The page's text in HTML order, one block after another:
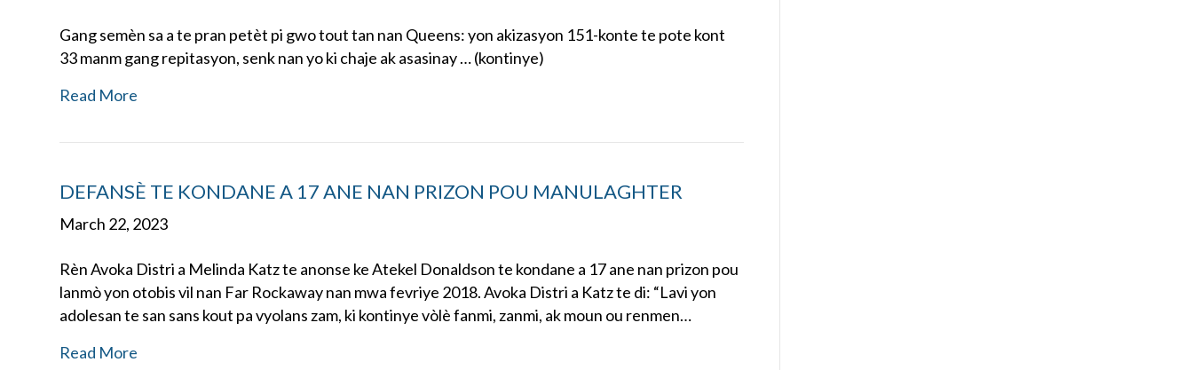
Gang semèn sa a te pran petèt pi gwo tout tan nan Queens: yon akizasyon 151-konte te pote kont
33 manm gang repitasyon, senk nan yo ki chaje ak asasinay … (kontinye)
Read More
DEFANSÈ TE KONDANE A 17 ANE NAN PRIZON POU MANULAGHTER
March 22, 2023
Rèn Avoka Distri a Melinda Katz te anonse ke Atekel Donaldson te kondane a 17 ane nan prizon pou
lanmò yon otobis vil nan Far Rockaway nan mwa fevriye 2018. Avoka Distri a Katz te di: “Lavi yon
adolesan te san sans kout pa vyolans zam, ki kontinye vòlè fanmi, zanmi, ak moun ou renmen…
Read More